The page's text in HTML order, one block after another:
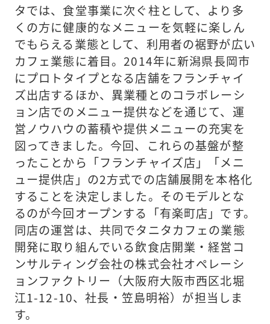
タでは、食堂事業に次ぐ柱として、より多
くの方に健康的なメニューを気軽に楽しん
でもらえる業態として、利用者の裾野が広い
カフェ業態に着目。2014年に新潟県長岡市
にプロトタイプとなる店舗をフランチャイ
ズ出店するほか、異業種とのコラボレーシ
ョン店でのメニュー提供などを通じて、運
営ノウハウの蓄積や提供メニューの充実を
図ってきました。今回、これらの基盤が整
ったことから「フランチャイズ店」「メニ
ュー提供店」の2方式での店舗展開を本格化
することを決定しました。そのモデルとな
るのが今回オープンする「有楽町店」です。
同店の運営は、共同でタニタカフェの業態
開発に取り組んでいる飲食店開業・経営コ
ンサルティング会社の株式会社オペレーシ
ョンファクトリー（大阪府大阪市西区北堀
江1-12-10、社長・笠島明裕）が担当しま
す。